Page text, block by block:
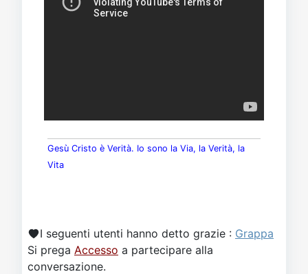
Gesù Cristo è Verità. Io sono la Via, la Verità, la
Vita
I seguenti utenti hanno detto grazie : Grappa
Si prega Accesso a partecipare alla
conversazione.